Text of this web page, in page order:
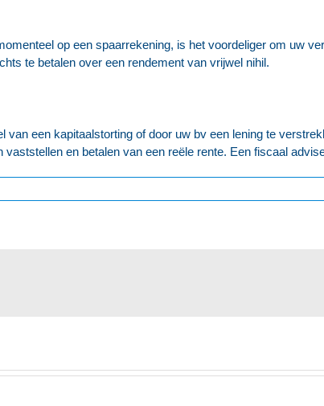
op een spaarrekening, is het voordeliger om uw
te betalen over een rendement van vrijwel nihil.
van een kapitaalstorting of door uw bv een lening te
en betalen van een reële rente. Een fiscaal